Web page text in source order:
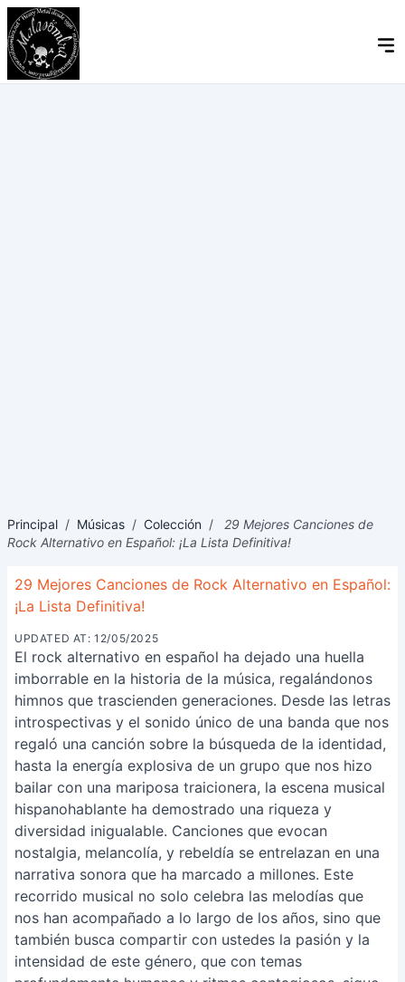
Principal / Músicas / Colección /
29 Mejores Canciones de
Rock Alternativo en Español: ¡La Lista Definitiva!
29 Mejores Canciones de Rock Alternativo en Español:
¡La Lista Definitiva!
UPDATED AT: 12/05/2025
El rock alternativo en español ha dejado una huella
imborrable en la historia de la música, regalándonos
himnos que trascienden generaciones. Desde las letras
introspectivas y el sonido único de una banda que nos
regaló una canción sobre la búsqueda de la identidad,
hasta la energía explosiva de un grupo que nos hizo
bailar con una mariposa traicionera, la escena musical
hispanohablante ha demostrado una riqueza y
diversidad inigualable. Canciones que evocan
nostalgia, melancolía, y rebeldía se entrelazan en una
narrativa sonora que ha marcado a millones. Este
recorrido musical no solo celebra las melodías que
nos han acompañado a lo largo de los años, sino que
también busca compartir con ustedes la pasión y la
intensidad de este género, que con temas